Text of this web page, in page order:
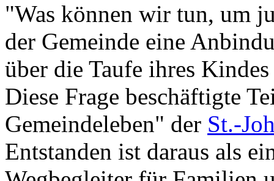
"Was können wir tun, um
der Gemeinde eine
über die Taufe ihres
Diese Frage beschäftigte
Gemeindeleben" der St.-
Entstanden ist daraus als